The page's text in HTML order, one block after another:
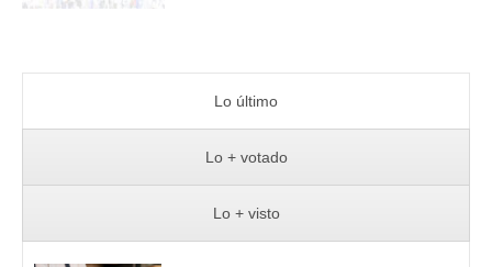
Lo último
Lo + votado
Lo + visto